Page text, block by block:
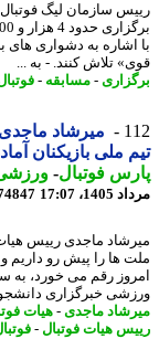
سازمان لیگ فوتبال با
به دشواری های
تلاش کنند. - به ...
- مسابقه-فوتبال-
میرشاد ماجدی:
ملی بازیکنان
فوتبال-ورزشی-
17:07
81974847
ماجدی رییس هیات
ها را پیش رو داریم و
رقم می خورد، به سود
خبرگزاری دانشجو، ...
ماجدی-هیات فوتبال
هیات فوتبال-فوتبال-